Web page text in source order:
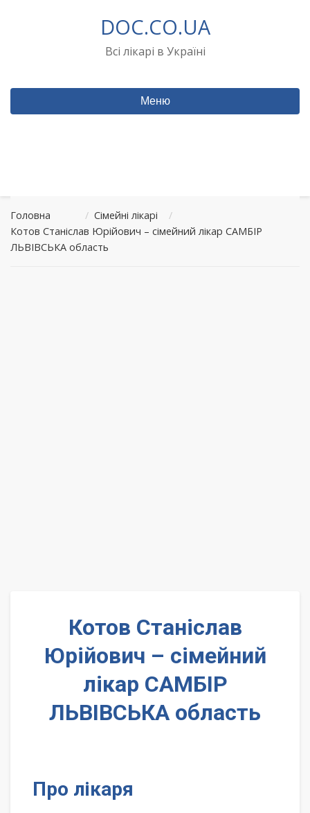
DOC.CO.UA
Всі лікарі в Україні
Меню
Головна / Сімейні лікарі
/
Котов Станіслав Юрійович – сімейний лікар САМБІР
ЛЬВІВСЬКА область
Котов Станіслав
Юрійович – сімейний
лікар САМБІР
ЛЬВІВСЬКА область
Про лікаря